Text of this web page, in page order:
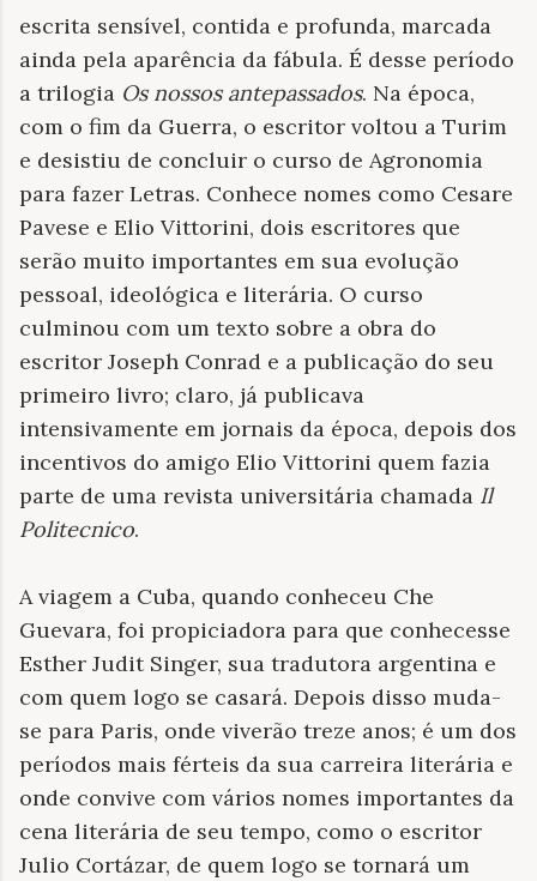
escrita sensível, contida e profunda, marcada
ainda pela aparência da fábula. É desse período
a trilogia Os nossos antepassados. Na época,
com o fim da Guerra, o escritor voltou a Turim
e desistiu de concluir o curso de Agronomia
para fazer Letras. Conhece nomes como Cesare
Pavese e Elio Vittorini, dois escritores que
serão muito importantes em sua evolução
pessoal, ideológica e literária. O curso
culminou com um texto sobre a obra do
escritor Joseph Conrad e a publicação do seu
primeiro livro; claro, já publicava
intensivamente em jornais da época, depois dos
incentivos do amigo Elio Vittorini quem fazia
parte de uma revista universitária chamada Il
Politecnico.
A viagem a Cuba, quando conheceu Che
Guevara, foi propiciadora para que conhecesse
Esther Judit Singer, sua tradutora argentina e
com quem logo se casará. Depois disso muda-
se para Paris, onde viverão treze anos; é um dos
períodos mais férteis da sua carreira literária e
onde convive com vários nomes importantes da
cena literária de seu tempo, como o escritor
Julio Cortázar, de quem logo se tornará um